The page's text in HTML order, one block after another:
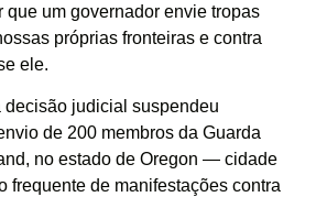
que um governador envie tropas
próprias fronteiras e contra
ele.
decisão judicial suspendeu
de 200 membros da Guarda
, no estado de Oregon — cidade
frequente de manifestações contra